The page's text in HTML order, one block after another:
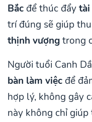
Bắc để thúc đẩy
trí đúng sẽ giúp
thịnh vượngtrong
Người tuổi Canh
bàn làm việc để
hợp lý, không gây
này không chỉ